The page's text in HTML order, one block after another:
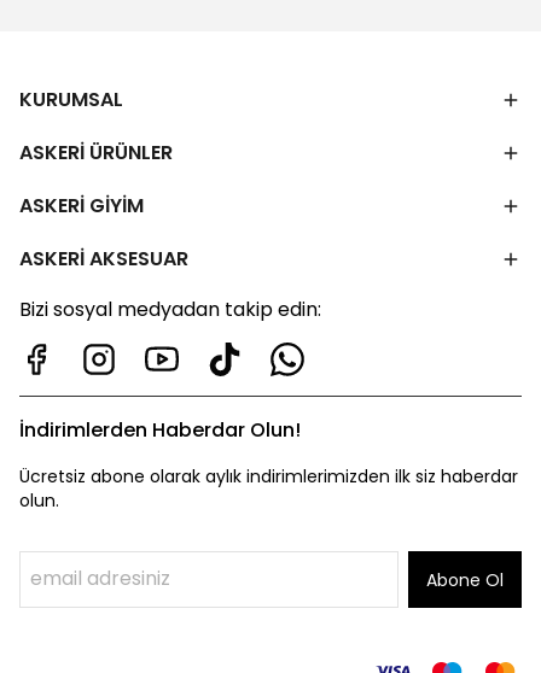
KURUMSAL
ASKERİ ÜRÜNLER
ASKERİ GİYİM
ASKERİ AKSESUAR
Bizi sosyal medyadan takip edin:
İndirimlerden Haberdar Olun!
Ücretsiz abone olarak aylık indirimlerimizden ilk siz haberdar
olun.
Abone Ol